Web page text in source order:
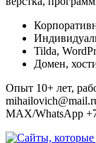
Tilda,
Домен,
Опыт 10+ лет,
MAX/WhatsApp